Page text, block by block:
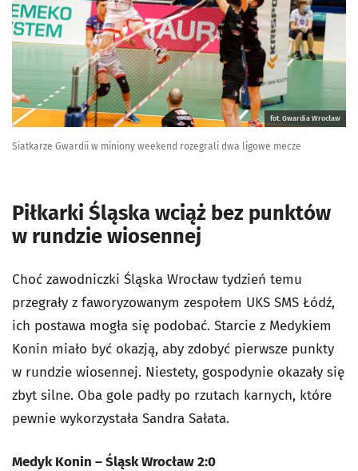
fot. Gwardia Wrocław
Siatkarze Gwardii w miniony weekend rozegrali dwa ligowe mecze
Piłkarki Śląska wciąż bez punktów
w rundzie wiosennej
Choć zawodniczki Śląska Wrocław tydzień temu
przegrały z faworyzowanym zespołem UKS SMS Łódź,
ich postawa mogła się podobać. Starcie z Medykiem
Konin miało być okazją, aby zdobyć pierwsze punkty
w rundzie wiosennej. Niestety, gospodynie okazały się
zbyt silne. Oba gole padły po rzutach karnych, które
pewnie wykorzystała Sandra Sałata.
Medyk Konin – Śląsk Wrocław 2:0